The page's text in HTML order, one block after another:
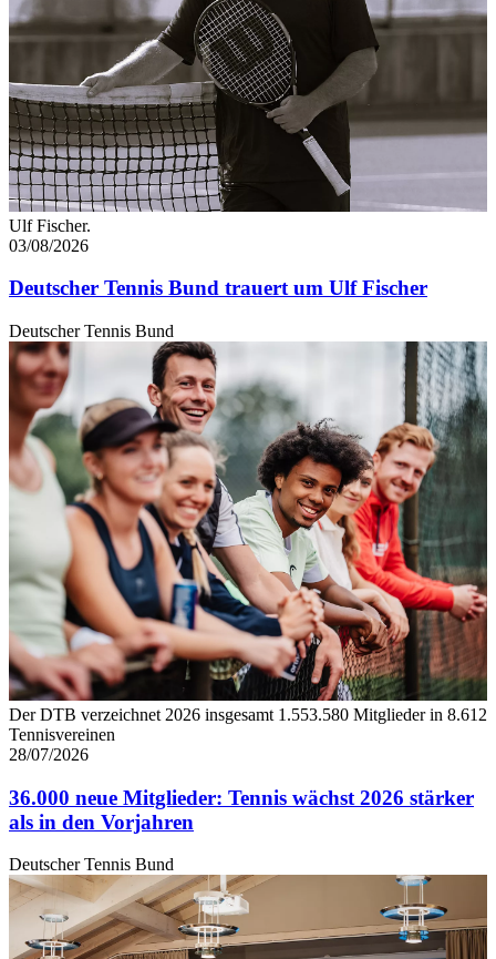
Ulf Fischer.
03/08/2026
Deutscher Tennis Bund trauert um Ulf Fischer
Deutscher Tennis Bund
Der DTB verzeichnet 2026 insgesamt 1.553.580 Mitglieder in 8.612
Tennisvereinen
28/07/2026
36.000 neue Mitglieder: Tennis wächst 2026 stärker
als in den Vorjahren
Deutscher Tennis Bund